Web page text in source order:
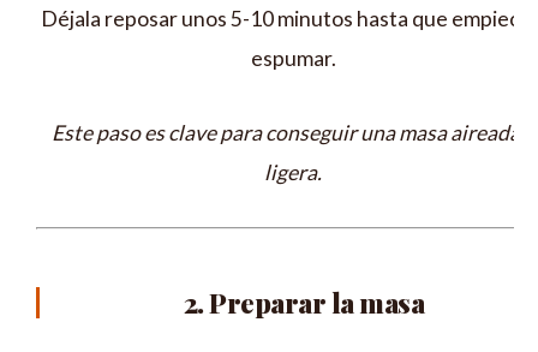
Déjala reposar unos 5-10 minutos hasta que empiece
espumar.
Este paso es clave para conseguir una masa aireada y
ligera.
2. Preparar la masa